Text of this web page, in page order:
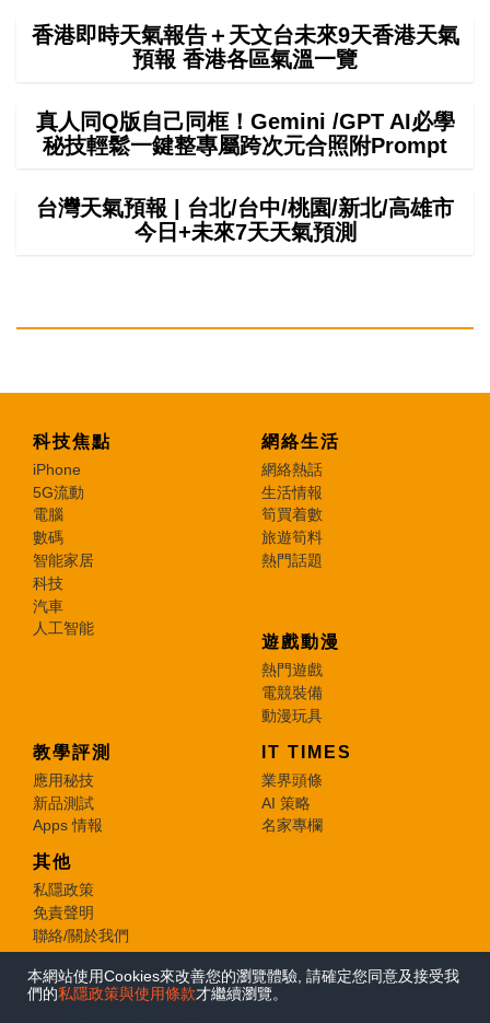
本網站使用Cookies來改善您的瀏覽體驗, 請確定您同意及接受我
們的私隱政策與使用條款才繼續瀏覽。
香港即時天氣報告＋天文台未來9天香港天氣
預報 香港各區氣溫一覽
真人同Q版自己同框！Gemini /GPT AI必學
秘技輕鬆一鍵整專屬跨次元合照附Prompt
台灣天氣預報 | 台北/台中/桃園/新北/高雄市
今日+未來7天天氣預測
科技焦點
iPhone
5G流動
電腦
數碼
智能家居
科技
汽車
人工智能
網絡生活
網絡熱話
生活情報
筍買着數
旅遊筍料
熱門話題
遊戲動漫
熱門遊戲
電競裝備
動漫玩具
教學評測
應用秘技
新品測試
Apps 情報
IT TIMES
業界頭條
AI 策略
名家專欄
其他
私隱政策
免責聲明
聯絡/關於我們
© 2026 e-zone. All Rights Reserved.